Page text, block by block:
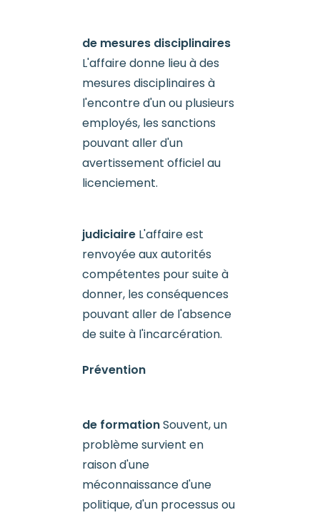
de mesures disciplinaires
L'affaire donne lieu à des
mesures disciplinaires à
l'encontre d'un ou plusieurs
employés, les sanctions
pouvant aller d'un
avertissement officiel au
licenciement.
judiciaire L'affaire est
renvoyée aux autorités
compétentes pour suite à
donner, les conséquences
pouvant aller de l'absence
de suite à l'incarcération.
Prévention
de formationSouvent, un
problème survient en
raison d'une
méconnaissance d'une
politique, d'un processus ou